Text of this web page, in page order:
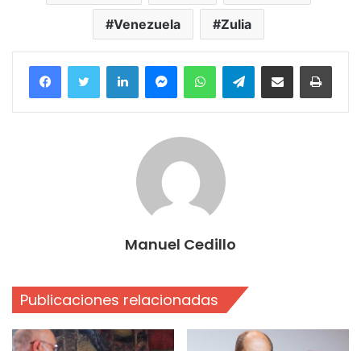
Venezuela Zulia
FacebookTwitter LinkedInMessengerWhatsAppTelegramCompartir por correo electrónico
Manuel Cedillo
Publicaciones relacionadas